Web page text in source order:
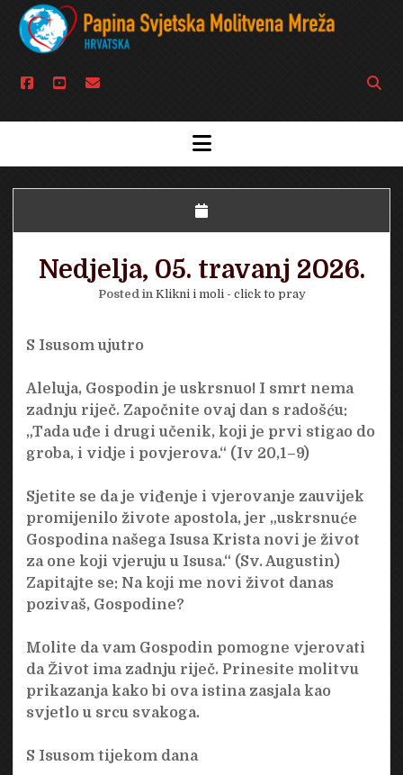
facebook
youtubeemail
Open
bar
open
menu
Nedjelja, 05. travanj 2026.
Posted in Klikni i moli - click to pray
S Isusom ujutro
Aleluja, Gospodin je uskrsnuo! I smrt nema
zadnju riječ. Započnite ovaj dan s radošću:
„Tada uđe i drugi učenik, koji je prvi stigao do
groba, i vidje i povjerova.“ (Iv 20,1–9)
Sjetite se da je viđenje i vjerovanje zauvijek
promijenilo živote apostola, jer „uskrsnuće
Gospodina našega Isusa Krista novi je život
za one koji vjeruju u Isusa.“ (Sv. Augustin)
Zapitajte se: Na koji me novi život danas
pozivaš, Gospodine?
Molite da vam Gospodin pomogne vjerovati
da Život ima zadnju riječ. Prinesite molitvu
prikazanja kako bi ova istina zasjala kao
svjetlo u srcu svakoga.
S Isusom tijekom dana